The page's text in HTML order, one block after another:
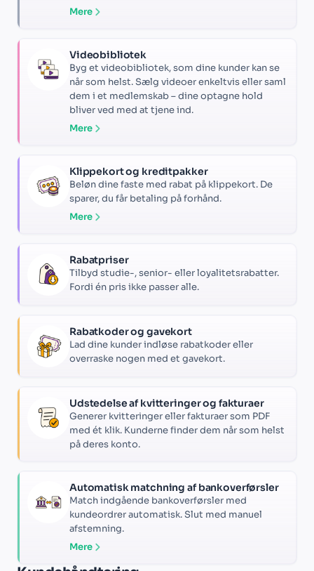
Mere
Videobibliotek
Byg et videobibliotek, som dine kunder kan se
når som helst. Sælg videoer enkeltvis eller saml
dem i et medlemskab – dine optagne hold
bliver ved med at tjene ind.
Mere
Klippekort og kreditpakker
Beløn dine faste med rabat på klippekort. De
sparer, du får betaling på forhånd.
Mere
Rabatpriser
Tilbyd studie-, senior- eller loyalitetsrabatter.
Fordi én pris ikke passer alle.
Rabatkoder og gavekort
Lad dine kunder indløse rabatkoder eller
overraske nogen med et gavekort.
Udstedelse af kvitteringer og fakturaer
Generer kvitteringer eller fakturaer som PDF
med ét klik. Kunderne finder dem når som helst
på deres konto.
Automatisk matchning af bankoverførsler
Match indgående bankoverførsler med
kundeordrer automatisk. Slut med manuel
afstemning.
Mere